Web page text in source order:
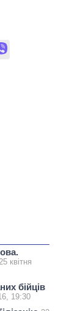
квітня
бійців
19:30